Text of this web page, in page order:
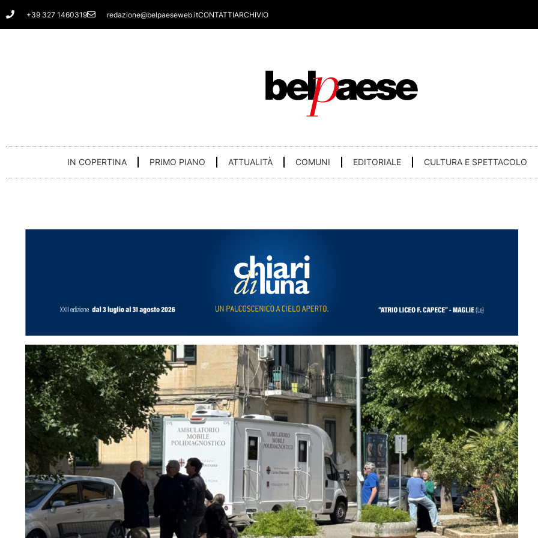
Vai
al
+39 327 1460319 redazione@belpaeseweb.itCONTATTIARCHIVIO
IN COPERTINA PRIMO PIANO ATTUALITÀ COMUNI EDITORIALE CULTURA E SPETTACOLO